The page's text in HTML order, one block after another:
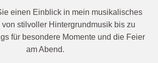
einen Einblick in mein musikalisches
von stilvoller Hintergrundmusik bis zu
für besondere Momente und die Feier
am Abend.